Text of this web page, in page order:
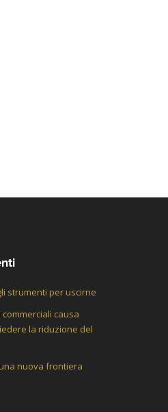
strumenti per uscirne
causa
la riduzione del
nuova frontiera